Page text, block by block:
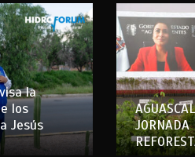
la
los
Jesús
JORNADA